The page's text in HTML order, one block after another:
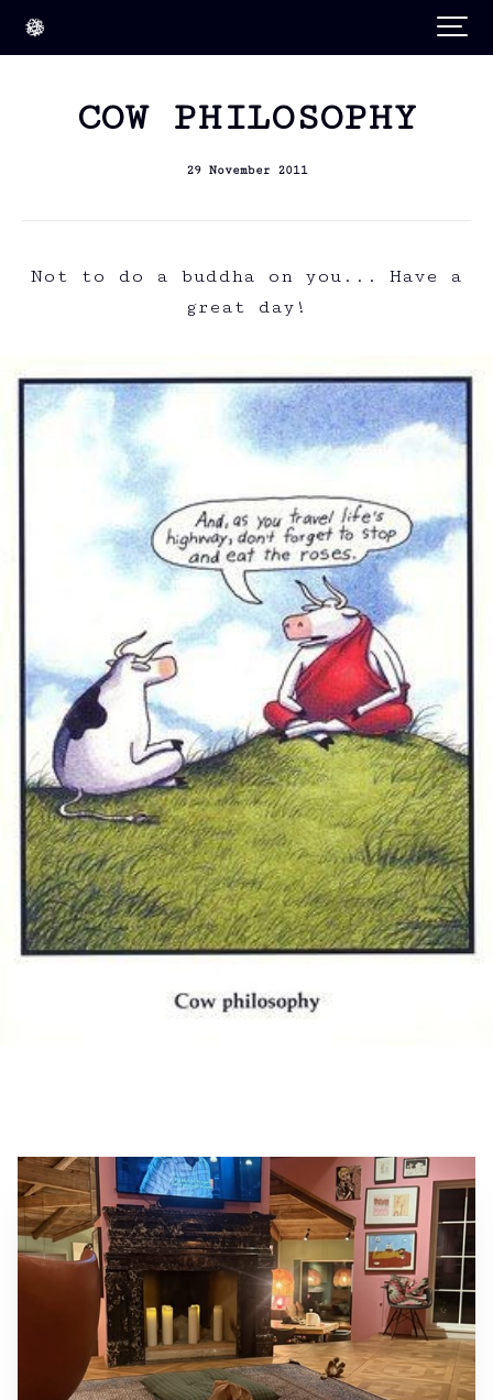
COW PHILOSOPHY
29 November 2011
Not to do a buddha on you... Have a
great day!